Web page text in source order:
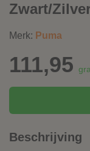
Zwart/
Merk: Puma
111,95
Beschrijving